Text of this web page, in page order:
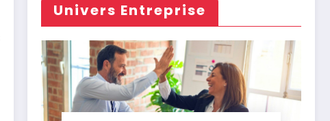
Univers Entreprise